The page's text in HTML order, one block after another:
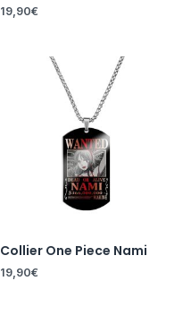
19,90€
Collier One Piece Nami
19,90€